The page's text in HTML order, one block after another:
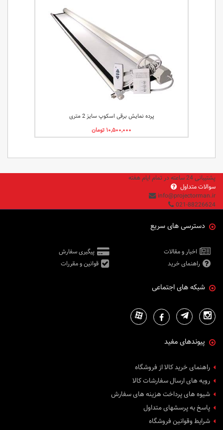
پرده نمایش برقی اسکوپ سایز 2 متری
پشتیبانی 24 ساعته در تمام ایام هفته
سوالات متداول
info@projectorman.ir
021-88226624
دسترسی های سریع
اخبار و مقالات
پیگیری سفارش
راهنمای خرید
قوانین و مقررات
شبکه های اجتماعی
پیوندهای مفید
راهنمای خرید کالا از فروشگاه
رویه های ارسال سفارشات کالا
شیوه های پرداخت هزینه های سفارش
پاسخ به پرسشهای متداول
شرایط وقوانین فروشگاه